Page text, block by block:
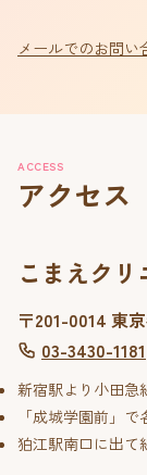
メールでのお問い
ACCESS
アクセス
こまえクリ
〒201-0014 東
03-3430-1181
新宿駅より小田急
「成城学園前」
狛江駅南口に出て